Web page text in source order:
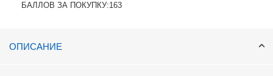
БАЛЛОВ ЗА ПОКУПКУ:163
ОПИСАНИЕ